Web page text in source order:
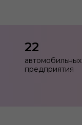
22
автомобильных
предприятия